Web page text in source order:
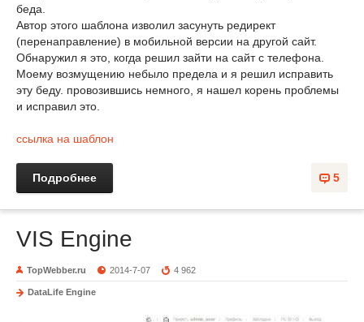
беда.
Автор этого шаблона изволил засунуть редирект
(перенаправление) в мобильной версии на другой сайт.
Обнаружил я это, когда решил зайти на сайт с телефона.
Моему возмущению небыло предела и я решил исправить
эту беду. провозившись немного, я нашел корень проблемы
и исправил это.
ссылка на шаблон
5
Подробнее
VIS Engine
TopWebber.ru 2014-7-07 4 962
DataLife Engine